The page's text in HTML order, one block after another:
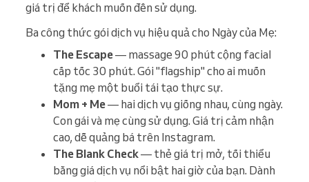
giá trị để khách muốn đến sử dụng.
Ba công thức gói dịch vụ hiệu quả cho Ngày của Mẹ:
The Escape— massage 90 phút cộng facial
cấp tốc 30 phút. Gói "flagship" cho ai muốn
tặng mẹ một buổi tái tạo thực sự.
Mom + Me— hai dịch vụ giống nhau, cùng ngày.
Con gái và mẹ cùng sử dụng. Giá trị cảm nhận
cao, dễ quảng bá trên Instagram.
The Blank Check— thẻ giá trị mở, tối thiểu
bằng giá dịch vụ nổi bật hai giờ của bạn. Dành